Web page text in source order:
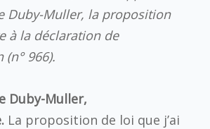
Duby-Muller, la proposition
à la déclaration de
966).
Duby-Muller,
La proposition de loi que j’ai